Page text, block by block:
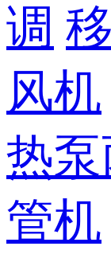
调
风机
热
管机